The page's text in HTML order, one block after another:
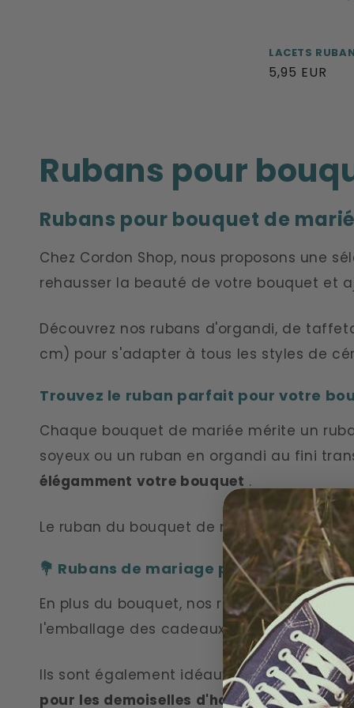
LACETS
Prix
5,95 EUR
C
o
l
l
e
t
i
o
n
:
Rubans pour
Rubans pour bouquet de
Chez Cordon Shop, nous proposons une
rehausser la beauté de votre bouquet et
Découvrez nos rubans d'organdi, de
cm) pour s'adapter à tous les styles de
Trouvez le ruban parfait pour votre
Chaque bouquet de mariée mérite un
soyeux ou un ruban en organdi au fini
élégamment votre bouquet .
Le ruban du bouquet de mariée n'est
💐 Rubans de mariage pour des détails
En plus du bouquet, nos rubans sont
l'emballage des cadeaux ou à la création
Ils sont également idéaux comme
pour les demoiselles d'honneur.